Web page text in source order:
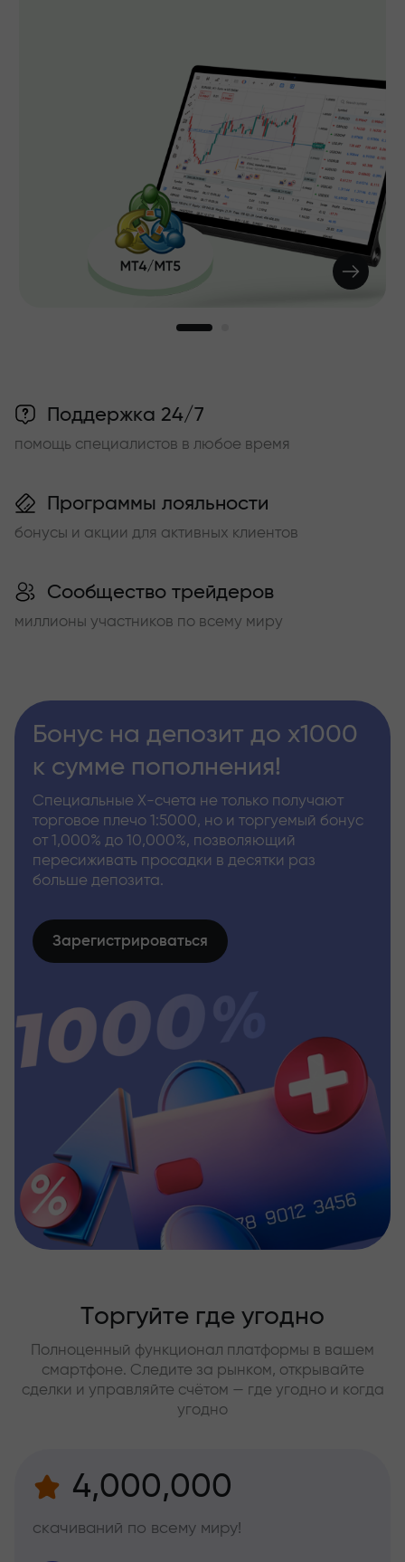
Поддержка 24/7
помощь специалистов в любое время
Программы лояльности
бонусы и акции для активных клиентов
Сообщество трейдеров
миллионы участников по всему миру
Бонус на депозит до х1000
к сумме пополнения!
Специальные Х-счета не только получают
торговое плечо 1:5000, но и торгуемый бонус
от 1,000% до 10,000%, позволяющий
пересиживать просадки в десятки раз
больше депозита.
Зарегистрироваться
Торгуйте где угодно
Полноценный функционал платформы в вашем
смартфоне. Следите за рынком, открывайте
сделки и управляйте счётом — где угодно и когда
угодно
4,000,000
скачиваний по всему миру!